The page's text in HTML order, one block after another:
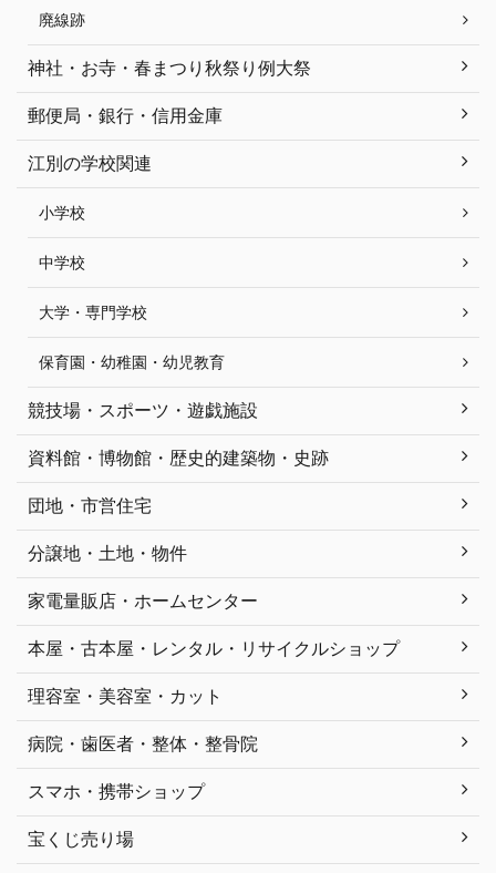
廃線跡
神社・お寺・春まつり秋祭り例大祭
郵便局・銀行・信用金庫
江別の学校関連
小学校
中学校
大学・専門学校
保育園・幼稚園・幼児教育
競技場・スポーツ・遊戯施設
資料館・博物館・歴史的建築物・史跡
団地・市営住宅
分譲地・土地・物件
家電量販店・ホームセンター
本屋・古本屋・レンタル・リサイクルショップ
理容室・美容室・カット
病院・歯医者・整体・整骨院
スマホ・携帯ショップ
宝くじ売り場